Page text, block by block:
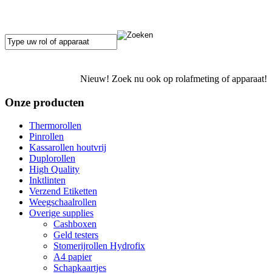
Nieuw! Zoek nu ook op rolafmeting of apparaat!
Onze producten
Thermorollen
Pinrollen
Kassarollen houtvrij
Duplorollen
High Quality
Inktlinten
Verzend Etiketten
Weegschaalrollen
Overige supplies
Cashboxen
Geld testers
Stomerijrollen Hydrofix
A4 papier
Schapkaartjes